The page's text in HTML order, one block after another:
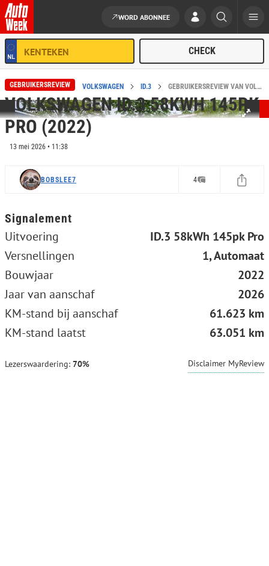
Ga naar de inhoud
WORD ABONNEE
HOME REVIEWS VOLKSWAGEN ID.3 GEBRUIKERSREVIEW VAN VOLKSWAGEN ID.3 58KWH 145PK PRO (2022)
GEBRUIKERSREVIEW
VOLKSWAGEN ID.3 58KWH 145PK
PRO (2022)
13 mei 2026 • 11:38
BOBSLEE7 4
Signalement
Uitvoering
ID.3 58kWh 145pk Pro
Versnellingen
1, Automaat
Bouwjaar
2022
Jaar van aanschaf
2026
KM-stand bij aanschaf
61.623 km
KM-stand laatst
63.051 km
Lezerswaardering: 70% Disclaimer MyReview